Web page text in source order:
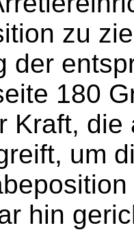
zu
der
180
Kraft,
um
hin